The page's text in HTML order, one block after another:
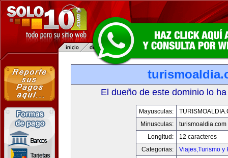
El dueño de este dominio lo
Mayusculas:
Minusculas:
turismoaldia.com
Longitud:
12 caracteres
Categorias:
Viajes,Turismo y